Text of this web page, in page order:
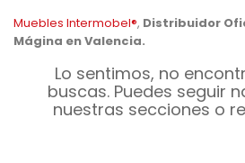
Muebles Intermobel®, Distribuidor
Mágina en Valencia.
Lo sentimos, no
buscas. Puedes seguir
nuestras secciones o